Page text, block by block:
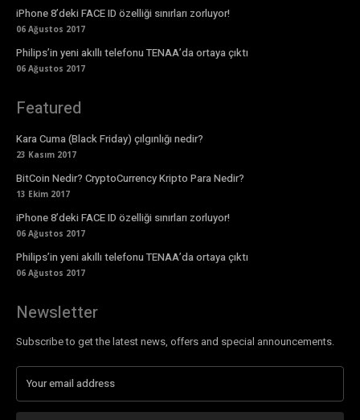
iPhone 8’deki FACE ID özelliği sınırları zorluyor!
06 Ağustos 2017
Philips’in yeni akıllı telefonu TENAA’da ortaya çıktı
06 Ağustos 2017
Featured
Kara Cuma (Black Friday) çılgınlığı nedir?
23 Kasım 2017
BitCoin Nedir? CryptoCurrency Kripto Para Nedir?
13 Ekim 2017
iPhone 8’deki FACE ID özelliği sınırları zorluyor!
06 Ağustos 2017
Philips’in yeni akıllı telefonu TENAA’da ortaya çıktı
06 Ağustos 2017
Newsletter
Subscribe to get the latest news, offers and special announcements.